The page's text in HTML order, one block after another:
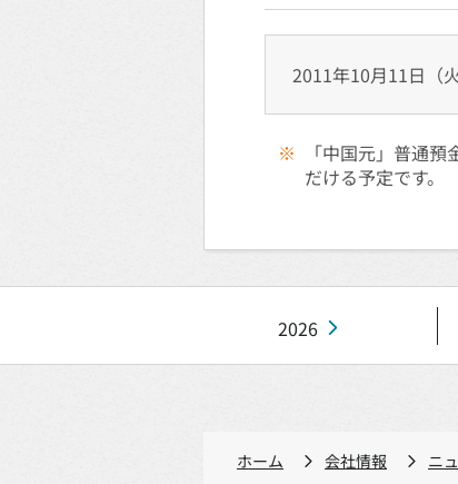
2011年10月11日（火
※
「中国元」普通
だける予定です。
2026
ホーム 会社情報 ニ